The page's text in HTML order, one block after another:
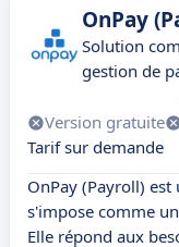
OnPay
Solution
gestion de
Version gratuite
Tarif sur demande
OnPay (Payroll)
s'impose comme
Elle répond aux